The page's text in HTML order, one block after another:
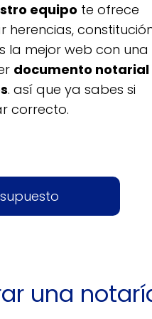
equipo te ofrece
herencias,
la mejor web con una
documento notarial
. así que ya sabes si
correcto.
una